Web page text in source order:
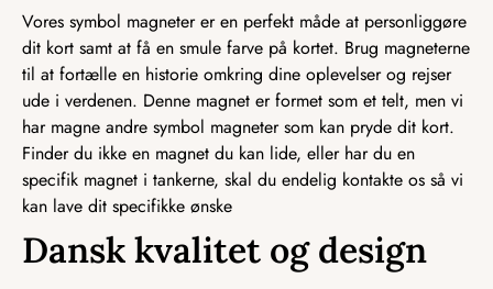
Vores symbol magneter er en perfekt måde at personliggøre
dit kort samt at få en smule farve på kortet. Brug magneterne
til at fortælle en historie omkring dine oplevelser og rejser
ude i verdenen. Denne magnet er formet som et telt, men vi
har magne andre symbol magneter som kan pryde dit kort.
Finder du ikke en magnet du kan lide, eller har du en
specifik magnet i tankerne, skal du endelig kontakte os så vi
kan lave dit specifikke ønske
Dansk kvalitet og design